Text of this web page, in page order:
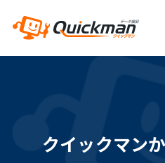
クイックマン